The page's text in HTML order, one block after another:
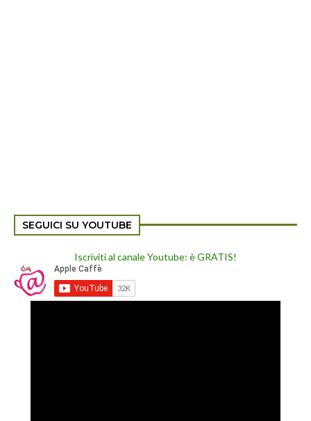
SEGUICI SU YOUTUBE
Iscriviti al canale Youtube: è GRATIS!